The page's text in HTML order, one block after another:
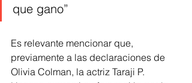
que gano”
Es relevante mencionar que,
previamente a las declaraciones de
Olivia Colman, la actriz Taraji P.